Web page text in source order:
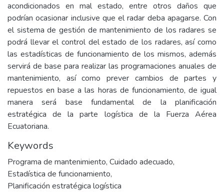
acondicionados en mal estado, entre otros daños que
podrían ocasionar inclusive que el radar deba apagarse. Con
el sistema de gestión de mantenimiento de los radares se
podrá llevar el control del estado de los radares, así como
las estadísticas de funcionamiento de los mismos, además
servirá de base para realizar las programaciones anuales de
mantenimiento, así como prever cambios de partes y
repuestos en base a las horas de funcionamiento, de igual
manera será base fundamental de la planificación
estratégica de la parte logística de la Fuerza Aérea
Ecuatoriana.
Keywords
Programa de mantenimiento, Cuidado adecuado,
Estadística de funcionamiento,
Planificación estratégica logística